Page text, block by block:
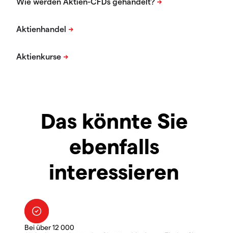
Das könnte Sie
ebenfalls
interessieren
Bei über 12 000